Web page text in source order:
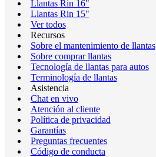
Llantas Rin 16"
Llantas Rin 15"
Ver todos
Recursos
Sobre el mantenimiento de llantas
Sobre comprar llantas
Tecnología de llantas para autos
Terminología de llantas
Asistencia
Chat en vivo
Atención al cliente
Política de privacidad
Garantías
Preguntas frecuentes
Código de conducta